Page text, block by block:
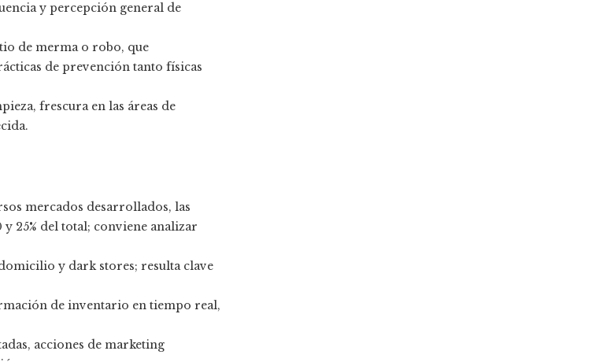
y percepción general de
de merma o robo, que
de prevención tanto físicas
frescura en las áreas de
mercados desarrollados, las
25% del total; conviene analizar
y dark stores; resulta clave
de inventario en tiempo real,
acciones de marketing